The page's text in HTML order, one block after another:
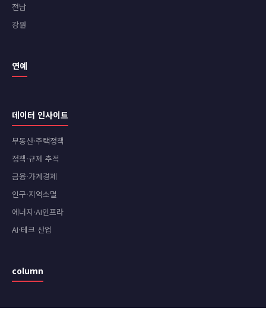
전남
강원
연예
데이터 인사이트
부동산·주택정책
정책·규제 추적
금융·가계경제
인구·지역소멸
에너지·AI인프라
AI·테크 산업
column